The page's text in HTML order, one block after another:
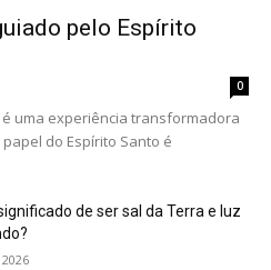
pelo Espírito
0
uma experiência transformadora
do Espírito Santo é
de ser sal da Terra e luz